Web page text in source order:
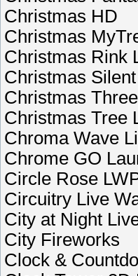
Christmas HD
Christmas
Christmas Rink
Christmas
Christmas
Christmas Tree
Chroma Wave
Chrome GO
Circle Rose
Circuitry Live
City at Night
City Fireworks
Clock &